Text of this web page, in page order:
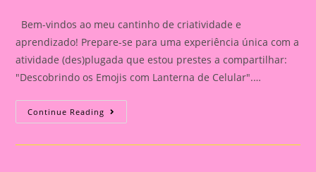
Bem-vindos ao meu cantinho de criatividade e
aprendizado! Prepare-se para uma experiência única com a
atividade (des)plugada que estou prestes a compartilhar:
"Descobrindo os Emojis com Lanterna de Celular".…
Continue Reading Atividade
(Des)plugada: